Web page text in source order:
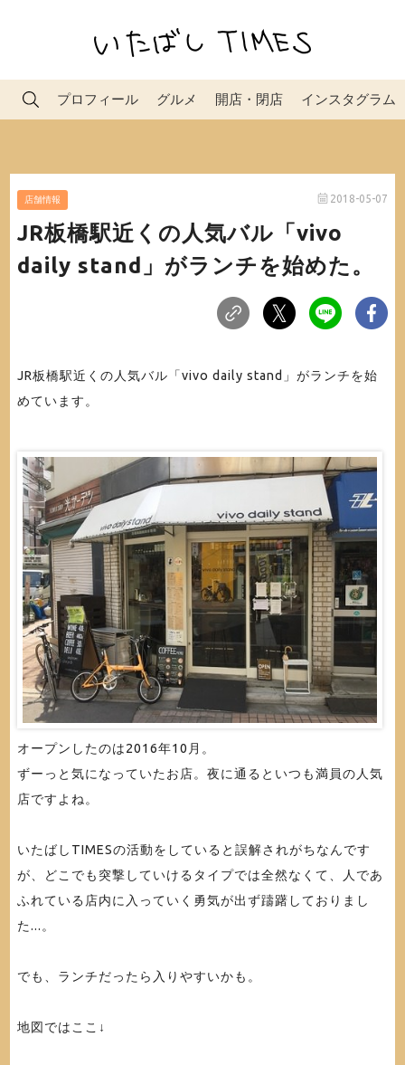
プロフィール グルメ 開店・閉店 インスタグラム
店舗情報 2018-05-07
JR板橋駅近くの人気バル「vivo
daily stand」がランチを始めた。
JR板橋駅近くの人気バル「vivo daily stand」がランチを始
めています。
オープンしたのは2016年10月。
ずーっと気になっていたお店。夜に通るといつも満員の人気
店ですよね。
いたばしTIMESの活動をしていると誤解されがちなんです
が、どこでも突撃していけるタイプでは全然なくて、人であ
ふれている店内に入っていく勇気が出ず躊躇しておりまし
た...。
でも、ランチだったら入りやすいかも。
地図ではここ↓